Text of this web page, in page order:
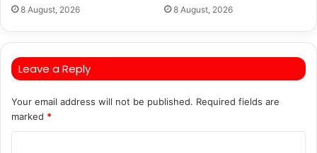
8 August, 2026 8 August, 2026
Leave a Reply
Your email address will not be published. Required fields are
marked *